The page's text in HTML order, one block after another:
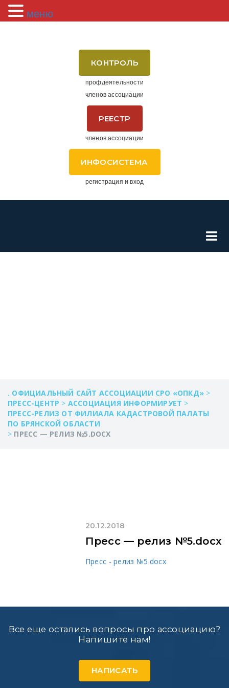
КОНТРОЛЬ
профдеятельности
членов ассоциации
РЕЕСТР
членов ассоциации
ИНФОСИСТЕМА
регистрация и вход
. ОФИЦИАЛЬНЫЙ САЙТ АССОЦИАЦИИ СРО «ОПКД» >
ПРЕСС-ЦЕНТР > АССОЦИАЦИЯ ИНФОРМИРУЕТ >
ПРЕСС-РЕЛИЗ ОТ ФИЛИАЛА КАДАСТРОВОЙ ПАЛАТЫ
ПО БРЯНСКОЙ ОБЛАСТИ
> ПРЕСС — РЕЛИЗ №5.DOCX
20.12.2018
Пресс — релиз №5.docx
Пресс - релиз №5.docx
Все еще остались вопросы про ассоциацию?
Напишите нам!
НАПИСАТЬ
меню